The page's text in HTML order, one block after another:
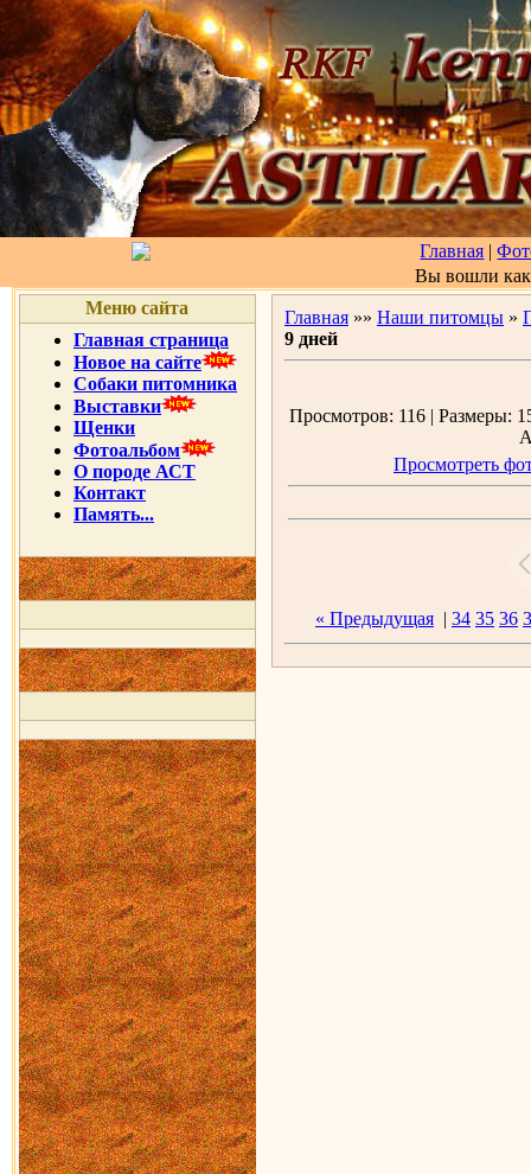
Главная |
Вы вошли
Меню сайта
Главная страница
Новое на сайте
Собаки питомника
Выставки
Щенки
Фотоальбом
О породе АСТ
Контакт
Память...
Главная »» Наши питомцы »
9 дней
Просмотров: 116 | Размеры:
Просмотреть
« Предыдущая | 34 35 36